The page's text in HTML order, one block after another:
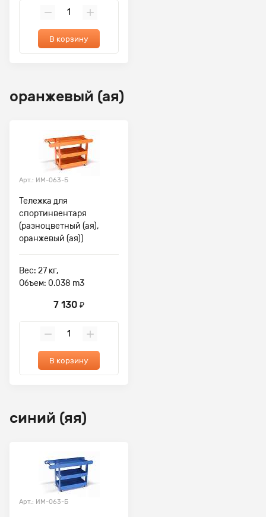
В корзину
оранжевый (ая)
Арт.: ИМ-063-Б
Тележка для
спортинвентаря
(разноцветный (ая),
оранжевый (ая))
Вес: 27 кг,
Объем: 0.038 m3
7 130 ₽
В корзину
синий (яя)
Арт.: ИМ-063-Б